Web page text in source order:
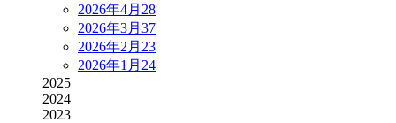
2026年4月 28
2026年3月 37
2026年2月 23
2026年1月 24
2025
2024
2023